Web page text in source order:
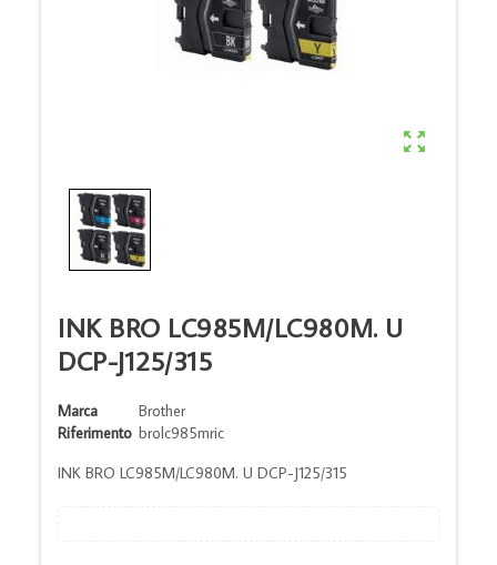

INK BRO LC985M/LC980M. U
DCP-J125/315
Marca
Brother
Riferimento brolc985mric
INK BRO LC985M/LC980M. U DCP-J125/315